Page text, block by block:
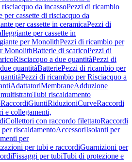
da incassoPezzi di ricambio
cassette di risciacquo da
per cassette in ceramicaPezzi di
per cassette in
per MonolithPezzi di ricambio per
MonolithBatterie di scaricoPezzi di
Risciacquo a due quantitàPezzi di
quantitàBatteriePezzi di ricambio per
Pezzi di ricambio per Risciacquo a
AdattatoriMembraneAdduzione
Tubi riscaldamento
RaccordiGiuntiRiduzioniCurveRaccordi
e collegamenti,
Collettori con raccordo filettatoRaccordi
riscaldamentoAccessoriIsolanti per
per
per tubi e raccordiGuarnizioni per
Fissaggi per tubiTubi di protezione e